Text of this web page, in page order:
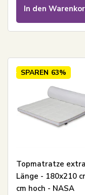
In den
SPAREN 63%
Topmatratze extra
Länge - 180x210
cm hoch - NASA